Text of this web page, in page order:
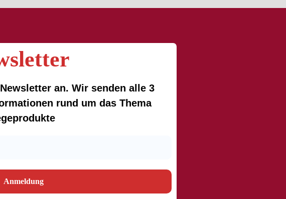
an. Wir senden alle 3
rund um das Thema